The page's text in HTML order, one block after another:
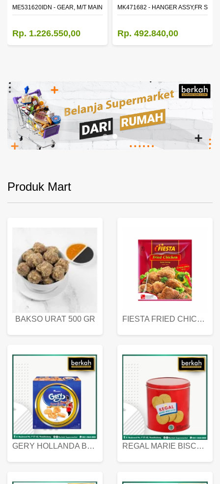
2ND SPEED (M035S5)
ME531620IDN - GEAR, M/T MAIN SHAFT REVERSE
Rp. 1.226.550,00
MK471682 - HANGER ASSY,FR
Rp. 492.840,00
Produk Mart
BAKSO URAT 500 GR FIESTA FRIED CHICKEN 500 GR
GERY HOLLANDA BUTTER COOKIES 450 GRAM REGAL MARIE BISCUIT KALENG 550 GRAM